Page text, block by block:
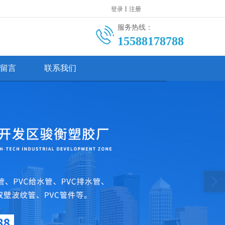
登录 丨 注册
服务热线：
15588178788
言 联系我们